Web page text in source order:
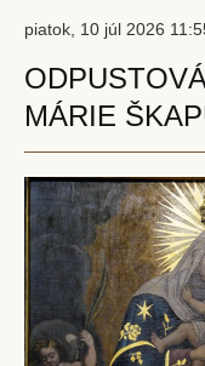
Rodáci
Kostoly
Sanktuárium
Kláštorný kostol
Baňa
Chotča
Kalvária
piatok, 10 júl 2026
MÁRIE